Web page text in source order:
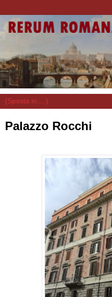
Palazzo Rocchi